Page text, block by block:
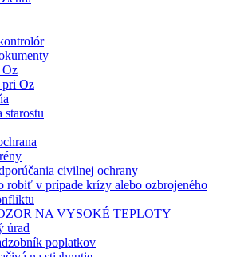
Oz
Oz
starostu
civilnej ochrany
robiť v prípade krízy alebo ozbrojeného
NA VYSOKÉ TEPLOTY
úrad
poplatkov